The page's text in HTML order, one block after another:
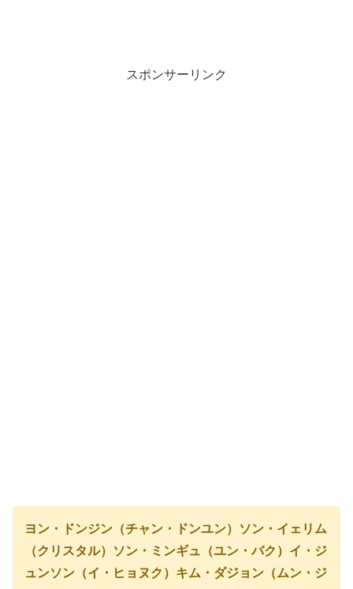
スポンサーリンク
ヨン・ドンジン（チャン・ドンユン）
ソン・イェリム
（クリスタル）
ソン・ミンギュ（ユン・バク） イ・ジ
ュンソン（イ・ヒョヌク） キム・ダジョン（ムン・ジ